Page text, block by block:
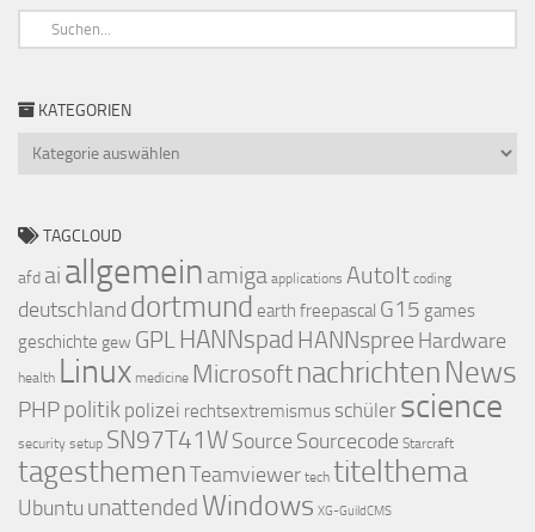
KATEGORIEN
TAGCLOUD
afd ai allgemein amiga applications AutoIt coding
deutschland dortmund earth freepascal G15 games
geschichte gew GPL HANNspad HANNspree Hardware
health Linux medicine Microsoft nachrichten News
PHPpolitik polizei rechtsextremismus schüler science
security setup SN97T41WSource Sourcecode Starcraft
tagesthemenTeamviewer tech titelthema
Ubuntu unattended Windows XG-GuildCMS